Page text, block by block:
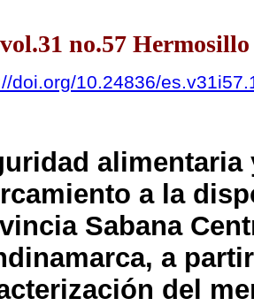
no.57
doi.org/10.24836/
a la
Sabana
a
del